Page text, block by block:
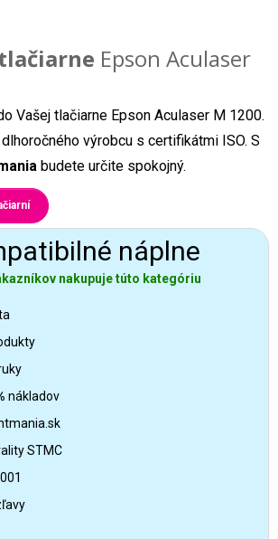
Epson Aculaser
Vašej tlačiarne Epson Aculaser M 1200.
výrobcu s certifikátmi ISO. S
budete určite spokojný.
náplne
nakupuje túto kategóriu
nákladov
STMC